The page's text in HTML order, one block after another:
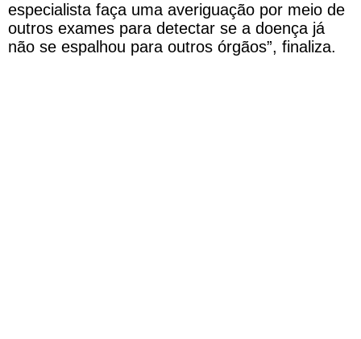
especialista faça uma averiguação por meio de
outros exames para detectar se a doença já
não se espalhou para outros órgãos”, finaliza.